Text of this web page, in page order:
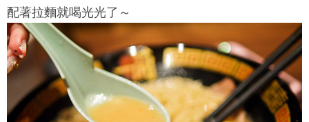
配著拉麵就喝光光了～